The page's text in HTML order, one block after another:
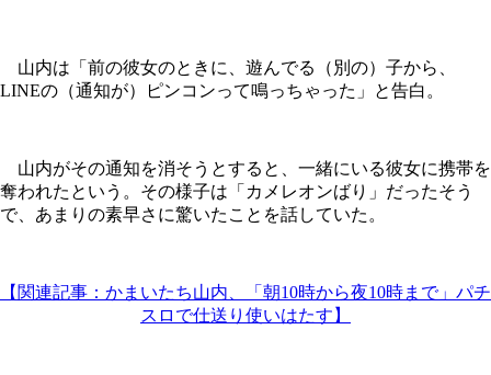
山内は「前の彼女のときに、遊んでる（別の）子から、
LINEの（通知が）ピンコンって鳴っちゃった」と告白。
山内がその通知を消そうとすると、一緒にいる彼女に携帯を
奪われたという。その様子は「カメレオンばり」だったそう
で、あまりの素早さに驚いたことを話していた。
【関連記事：かまいたち山内、「朝10時から夜10時まで」パチ
スロで仕送り使いはたす】